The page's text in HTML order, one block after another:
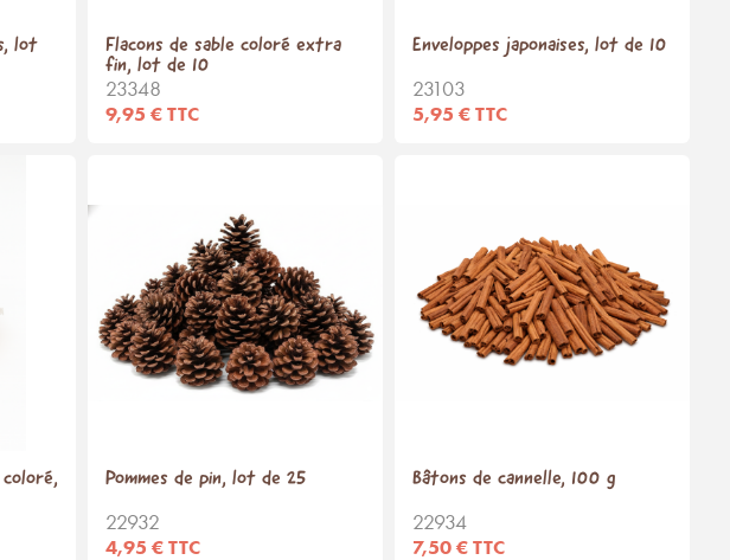
lot
Flacons de sable coloré extra
fin, lot de 10
23348
9,95 € TTC
Enveloppes japonaises, lot de 10
23103
5,95 € TTC
Pommes de pin, lot de 25
22932
4,95 € TTC
Bâtons de cannelle, 100 g
22934
7,50 € TTC